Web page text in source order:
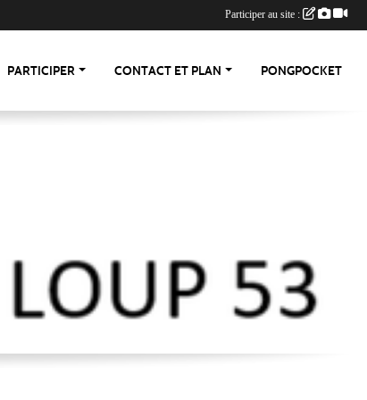
PARTICIPER CONTACT ET PLAN PONGPOCKET
Participer au site :